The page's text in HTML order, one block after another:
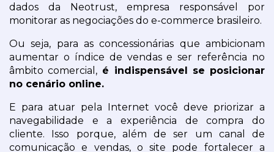
dados da Neotrust, empresa responsável por
monitorar as negociações do e-commerce brasileiro.
Ou seja, para as concessionárias que ambicionam
aumentar o índice de vendas e ser referência no
âmbito comercial, é indispensável se posicionar
no cenário online.
E para atuar pela Internet você deve priorizar a
navegabilidade e a experiência de compra do
cliente. Isso porque, além de ser um canal de
comunicação e vendas, o site pode fortalecer a